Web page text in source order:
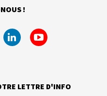
!
LETTRE D'INFO